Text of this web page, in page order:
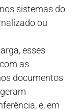
sistemas do
ou
esses
as
documentos
e, em